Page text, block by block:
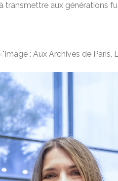
transmettre aux générations
: Aux Archives de